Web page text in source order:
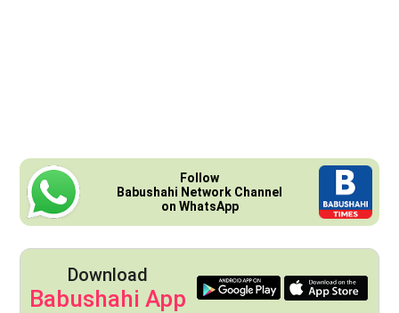
Follow
Babushahi Network Channel
on WhatsApp
Download
Babushahi App